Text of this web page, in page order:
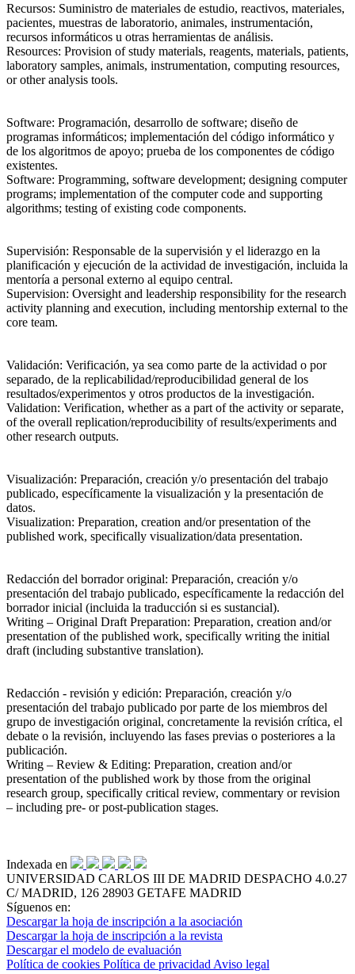
Recursos: Suministro de materiales de estudio, reactivos, materiales,
pacientes, muestras de laboratorio, animales, instrumentación,
recursos informáticos u otras herramientas de análisis.
Resources: Provision of study materials, reagents, materials, patients,
laboratory samples, animals, instrumentation, computing resources,
or other analysis tools.
Software: Programación, desarrollo de software; diseño de
programas informáticos; implementación del código informático y
de los algoritmos de apoyo; prueba de los componentes de código
existentes.
Software: Programming, software development; designing computer
programs; implementation of the computer code and supporting
algorithms; testing of existing code components.
Supervisión: Responsable de la supervisión y el liderazgo en la
planificación y ejecución de la actividad de investigación, incluida la
mentoría a personal externo al equipo central.
Supervision: Oversight and leadership responsibility for the research
activity planning and execution, including mentorship external to the
core team.
Validación: Verificación, ya sea como parte de la actividad o por
separado, de la replicabilidad/reproducibilidad general de los
resultados/experimentos y otros productos de la investigación.
Validation: Verification, whether as a part of the activity or separate,
of the overall replication/reproducibility of results/experiments and
other research outputs.
Visualización: Preparación, creación y/o presentación del trabajo
publicado, específicamente la visualización y la presentación de
datos.
Visualization: Preparation, creation and/or presentation of the
published work, specifically visualization/data presentation.
Redacción del borrador original: Preparación, creación y/o
presentación del trabajo publicado, específicamente la redacción del
borrador inicial (incluida la traducción si es sustancial).
Writing – Original Draft Preparation: Preparation, creation and/or
presentation of the published work, specifically writing the initial
draft (including substantive translation).
Redacción - revisión y edición: Preparación, creación y/o
presentación del trabajo publicado por parte de los miembros del
grupo de investigación original, concretamente la revisión crítica, el
debate o la revisión, incluyendo las fases previas o posteriores a la
publicación.
Writing – Review & Editing: Preparation, creation and/or
presentation of the published work by those from the original
research group, specifically critical review, commentary or revision
– including pre- or post-publication stages.
Indexada en
UNIVERSIDAD CARLOS III DE MADRID DESPACHO 4.0.27
C/ MADRID, 126 28903 GETAFE MADRID
Síguenos en:
Descargar la hoja de inscripción a la asociación
Descargar la hoja de inscripción a la revista
Descargar el modelo de evaluación
Política de cookies Política de privacidad Aviso legal